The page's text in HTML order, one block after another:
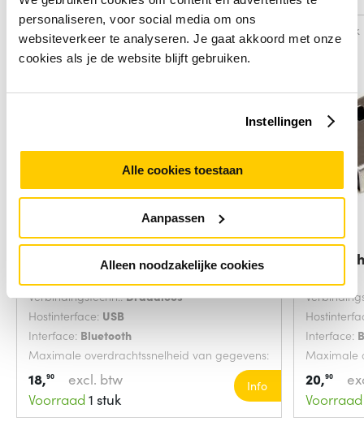
personaliseren, voor social media om ons
websiteverkeer te analyseren. Je gaat akkoord met onze
cookies als je de website blijft gebruiken.
Instellingen
Alle cookies toestaan
Aanpassen
Alleen noodzakelijke cookies
Vergelijk
StarTech.com USB Bluetooth 5.0
Verbindingstechn.:Draadloos
Hostinterface: USB
Interface: Bluetooth
Maximale overdrachtssnelheid van gegevens:
2 Megabit per seconde
18,90
excl. btw
Voorraad 1 stuk
Info
Vergelijk
Interface:
Maximale
3 Megabit
20,90
Voorraad